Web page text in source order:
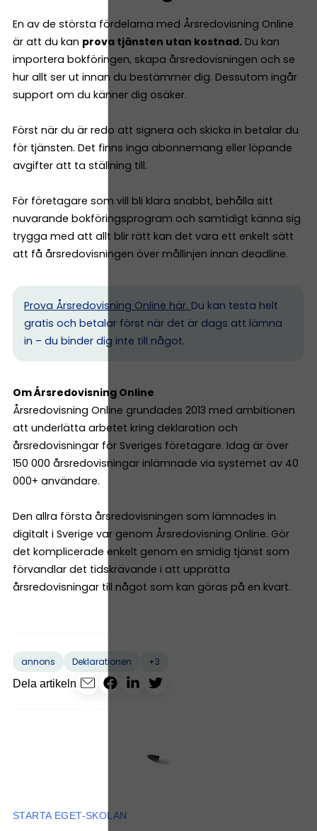
En av de största fördelarna med Årsredovisning Online
är att du kan prova tjänsten utan kostnad. Du kan
importera bokföringen, skapa årsredovisningen och se
hur allt ser ut innan du bestämmer dig. Dessutom ingår
support om du känner dig osäker.
Först när du är redo att signera och skicka in betalar du
för tjänsten. Det finns inga abonnemang eller löpande
avgifter att ta ställning till.
För företagare som vill bli klara snabbt, behålla sitt
nuvarande bokföringsprogram och samtidigt känna sig
trygga med att allt blir rätt kan det vara ett enkelt sätt
att få årsredovisningen över mållinjen innan deadline.
Prova Årsredovisning Online här. Du kan testa helt
gratis och betalar först när det är dags att lämna
in – du binder dig inte till något.
Om Årsredovisning Online
Årsredovisning Online grundades 2013 med ambitionen
att underlätta arbetet kring deklaration och
årsredovisningar för Sveriges företagare. Idag är över
150 000 årsredovisningar inlämnade via systemet av 40
000+ användare.
Den allra första årsredovisningen som lämnades in
digitalt i Sverige var genom Årsredovisning Online. Gör
det komplicerade enkelt genom en smidig tjänst som
förvandlar det tidskrävande i att upprätta
årsredovisningar till något som kan göras på en kvart.
annons Deklarationen
+3
Dela artikeln
STARTA EGET-SKOLAN